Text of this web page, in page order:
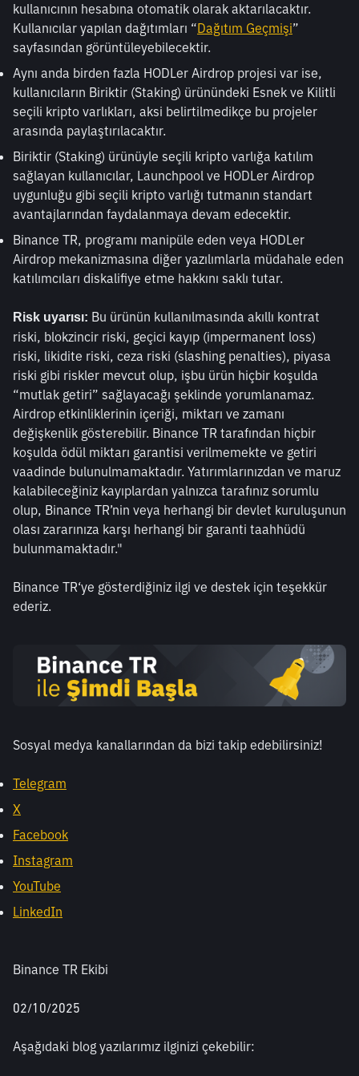
kullanıcının hesabına otomatik olarak aktarılacaktır.
Kullanıcılar yapılan dağıtımları “Dağıtım Geçmişi”
sayfasından görüntüleyebilecektir.
Aynı anda birden fazla HODLer Airdrop projesi var ise,
kullanıcıların Biriktir (Staking) ürünündeki Esnek ve Kilitli
seçili kripto varlıkları, aksi belirtilmedikçe bu projeler
arasında paylaştırılacaktır.
Biriktir (Staking) ürünüyle seçili kripto varlığa katılım
sağlayan kullanıcılar, Launchpool ve HODLer Airdrop
uygunluğu gibi seçili kripto varlığı tutmanın standart
avantajlarından faydalanmaya devam edecektir.
Binance TR, programı manipüle eden veya HODLer
Airdrop mekanizmasına diğer yazılımlarla müdahale eden
katılımcıları diskalifiye etme hakkını saklı tutar.
Risk uyarısı: Bu ürünün kullanılmasında akıllı kontrat
riski, blokzincir riski, geçici kayıp (impermanent loss)
riski, likidite riski, ceza riski (slashing penalties), piyasa
riski gibi riskler mevcut olup, işbu ürün hiçbir koşulda
“mutlak getiri” sağlayacağı şeklinde yorumlanamaz.
Airdrop etkinliklerinin içeriği, miktarı ve zamanı
değişkenlik gösterebilir. Binance TR tarafından hiçbir
koşulda ödül miktarı garantisi verilmemekte ve getiri
vaadinde bulunulmamaktadır. Yatırımlarınızdan ve maruz
kalabileceğiniz kayıplardan yalnızca tarafınız sorumlu
olup, Binance TR’nin veya herhangi bir devlet kuruluşunun
olası zararınıza karşı herhangi bir garanti taahhüdü
bulunmamaktadır."
Binance TR‘ye gösterdiğiniz ilgi ve destek için teşekkür
ederiz.
Sosyal medya kanallarından da bizi takip edebilirsiniz!
Telegram
X
Facebook
Instagram
YouTube
LinkedIn
Binance TR Ekibi
02/10/2025
Aşağıdaki blog yazılarımız ilginizi çekebilir: